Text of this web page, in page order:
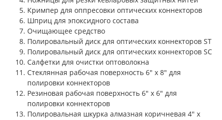
Кримпер для оппресовки оптических коннекторов
Шприц для эпоксидного состава
Очищающее средство
Полировальный диск для оптических коннекторов ST
Полировальный диск для оптических коннекторов SC
Салфетки для очистки оптоволокна
Стеклянная рабочая поверхность 6" x 8" для
полировки коннекторов
Резиновая рабочая поверхность 6" x 6" для
полировки коннекторов
Полировальная шкурка алмазная коричневая 4" x